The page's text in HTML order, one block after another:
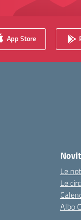
App Store
Le
Le
Albo